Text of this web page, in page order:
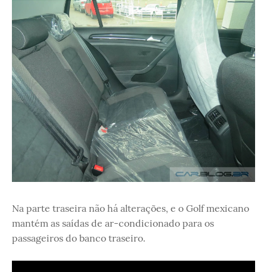
Na parte traseira não há alterações, e o Golf mexicano
mantém as saídas de ar-condicionado para os
passageiros do banco traseiro.